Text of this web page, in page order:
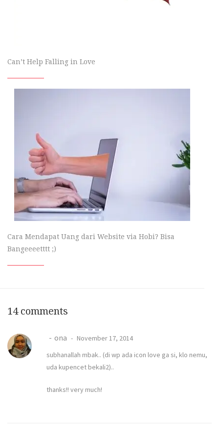
Can’t Help Falling in Love
Cara Mendapat Uang dari Website via Hobi? Bisa
Bangeeeetttt ;)
14 comments
ona
November 17, 2014
subhanallah mbak.. (di wp ada icon love ga si, klo nemu,
uda kupencet bekali2)..
thanks!! very much!